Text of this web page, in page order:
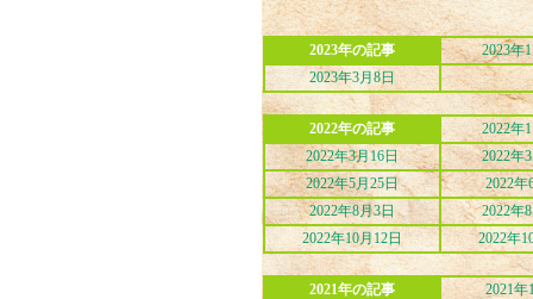
2023年の記事
2023年
2023年3月8日
2022年の記事
2022年
2022年3月16日
2022年
2022年5月25日
2022年
2022年8月3日
2022年
2022年10月12日
2022年
2021年の記事
2021年